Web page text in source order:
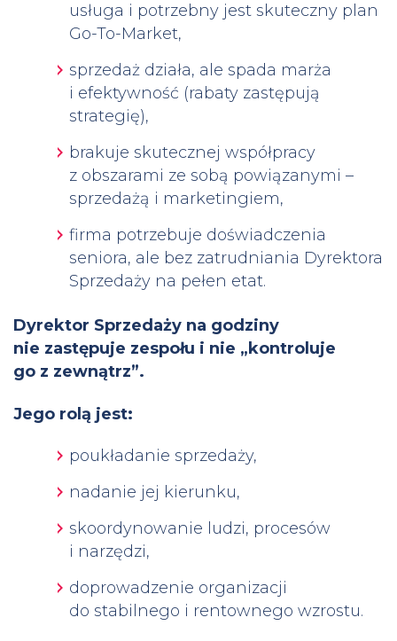
usługa i potrzebny jest skuteczny plan
Go-To-Market,
sprzedaż działa, ale spada marża
i efektywność (rabaty zastępują
strategię),
brakuje skutecznej współpracy
z obszarami ze sobą powiązanymi –
sprzedażą i marketingiem,
firma potrzebuje doświadczenia
seniora, ale bez zatrudniania Dyrektora
Sprzedaży na pełen etat.
Dyrektor Sprzedaży na godziny
nie zastępuje zespołu i nie „kontroluje
go z zewnątrz”.
Jego rolą jest:
poukładanie sprzedaży,
nadanie jej kierunku,
skoordynowanie ludzi, procesów
i narzędzi,
doprowadzenie organizacji
do stabilnego i rentownego wzrostu.